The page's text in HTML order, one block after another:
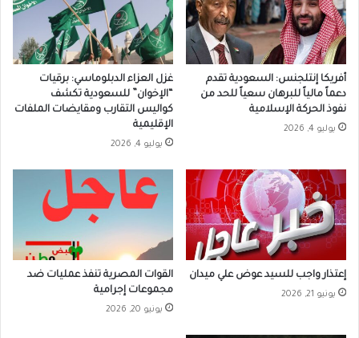
أفريكا إنتلجنس: السعودية تقدم
دعماً مالياً للبرهان سعياً للحد من
نفوذ الحركة الإسلامية
يوليو 4, 2026
غزل العزاء الدبلوماسي: برقيات
“الإخوان” للسعودية تكشف
كواليس التقارب ومقايضات الملفات
الإقليمية
يوليو 4, 2026
إعتذار واجب للسيد عوض علي ميدان
يونيو 21, 2026
القوات المصرية تنفذ عمليات ضد
مجموعات إجرامية
يونيو 20, 2026